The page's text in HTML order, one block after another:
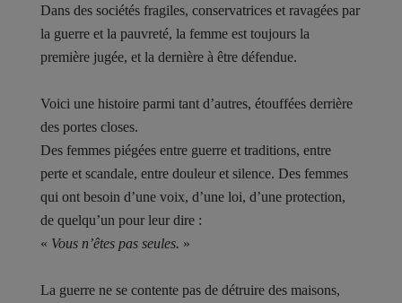
Dans des sociétés fragiles, conservatrices et ravagées par
la guerre et la pauvreté, la femme est toujours la
première jugée, et la dernière à être défendue.
Voici une histoire parmi tant d’autres, étouffées derrière
des portes closes.
Des femmes piégées entre guerre et traditions, entre
perte et scandale, entre douleur et silence. Des femmes
qui ont besoin d’une voix, d’une loi, d’une protection,
de quelqu’un pour leur dire :
« Vous n’êtes pas seules. »
La guerre ne se contente pas de détruire des maisons,